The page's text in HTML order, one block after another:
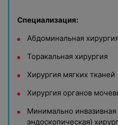
Специализация:
Абдоминальная
Торакальная хирургия
Хирургия мягких тканей
Хирургия органов
Минимально инвазивная
эндоскопическая)